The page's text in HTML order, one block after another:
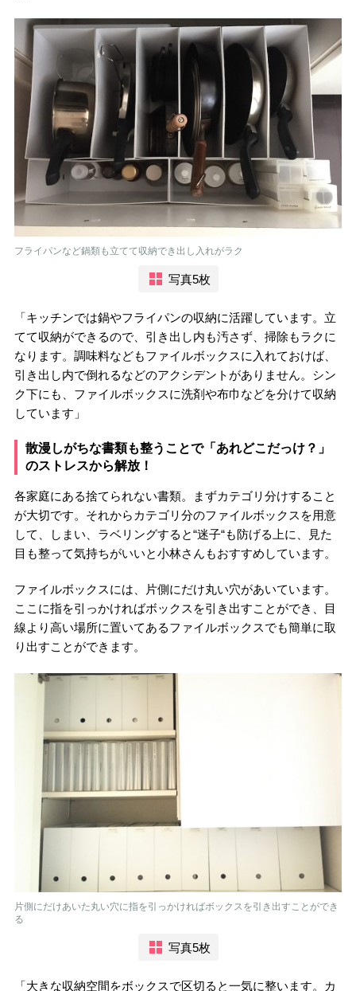
フライパンなど鍋類も立てて収納でき出し入れがラク
写真5枚
「キッチンでは鍋やフライパンの収納に活躍しています。立
てて収納ができるので、引き出し内も汚さず、掃除もラクに
なります。調味料などもファイルボックスに入れておけば、
引き出し内で倒れるなどのアクシデントがありません。シン
ク下にも、ファイルボックスに洗剤や布巾などを分けて収納
しています」
散漫しがちな書類も整うことで「あれどこだっけ？」
のストレスから解放！
各家庭にある捨てられない書類。まずカテゴリ分けすること
が大切です。それからカテゴリ分のファイルボックスを用意
して、しまい、ラベリングすると“迷子“も防げる上に、見た
目も整って気持ちがいいと小林さんもおすすめしています。
ファイルボックスには、片側にだけ丸い穴があいています。
ここに指を引っかければボックスを引き出すことができ、目
線より高い場所に置いてあるファイルボックスでも簡単に取
り出すことができます。
片側にだけあいた丸い穴に指を引っかければボックスを引き出すことができ
る
写真5枚
「大きな収納空間をボックスで区切ると一気に整います。カ